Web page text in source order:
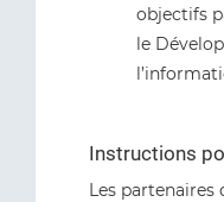
objectifs
le
Instructions
Les